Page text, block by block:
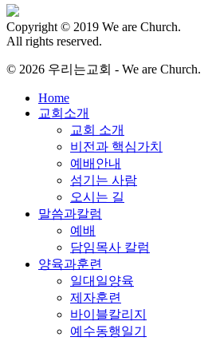
Copyright © 2019 We are Church.
All rights reserved.
© 2026 우리는교회 - We are Church.
Close
Menu
Home
교회소개
교회 소개
비전과 핵심가치
예배안내
섬기는 사람
오시는 길
말씀과칼럼
예배
담임목사 칼럼
양육과훈련
일대일양육
제자훈련
바이블칼리지
예수동행일기